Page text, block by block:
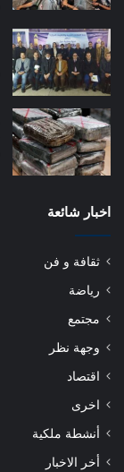
اخبار شائعة
ثقافة و فن
رياضة
مجتمع
وجهة نظر
اقتصاد
اخرى
أنشطة ملكية
أخر الاخبار